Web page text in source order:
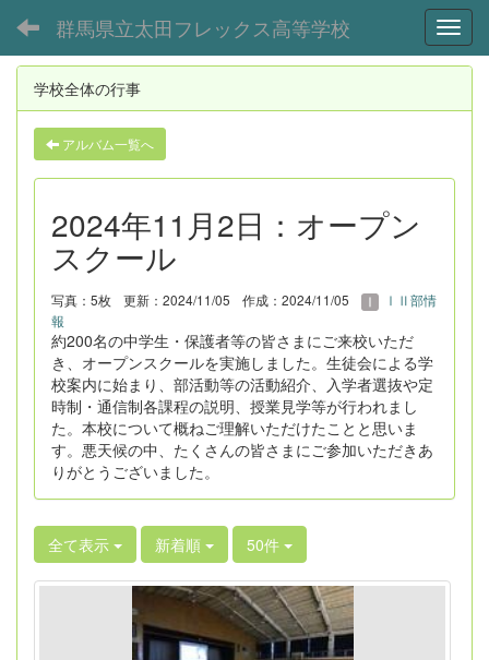
群馬県立太田フレックス高等学校
学校全体の行事
アルバム一覧へ
2024年11月2日：オープン
スクール
写真：5枚 更新：2024/11/05 作成：2024/11/05
ⅠⅡ部情
報
約200名の中学生・保護者等の皆さまにご来校いただ
き、オープンスクールを実施しました。生徒会による学
校案内に始まり、部活動等の活動紹介、入学者選抜や定
時制・通信制各課程の説明、授業見学等が行われまし
た。本校について概ねご理解いただけたことと思いま
す。悪天候の中、たくさんの皆さまにご参加いただきあ
りがとうございました。
全て表示 新着順 50件